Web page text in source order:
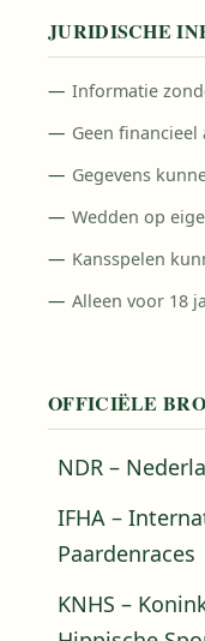
JURIDISCHE
Informatie
Geen financieel
Gegevens
Wedden op
Kansspelen
Alleen voor 18
OFFICIËLE
NDR –
IFHA –
Paardenraces
KNHS –